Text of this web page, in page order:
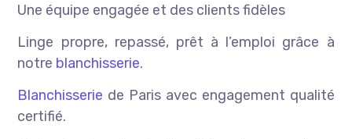
Une équipe engagée et des clients fidèles
Linge propre, repassé, prêt à l’emploi grâce à
notre blanchisserie.
Blanchisserie de Paris avec engagement qualité
certifié.